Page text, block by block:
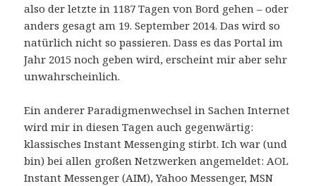
also der letzte in 1187 Tagen von Bord gehen – oder
anders gesagt am 19. September 2014. Das wird so
natürlich nicht so passieren. Dass es das Portal im
Jahr 2015 noch geben wird, erscheint mir aber sehr
unwahrscheinlich.
Ein anderer Paradigmenwechsel in Sachen Internet
wird mir in diesen Tagen auch gegenwärtig:
klassisches Instant Messenging stirbt. Ich war (und
bin) bei allen großen Netzwerken angemeldet: AOL
Instant Messenger (AIM), Yahoo Messenger, MSN